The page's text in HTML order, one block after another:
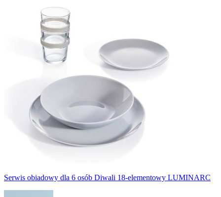
Serwis obiadowy dla 6 osób Diwali 18-elementowy LUMINARC